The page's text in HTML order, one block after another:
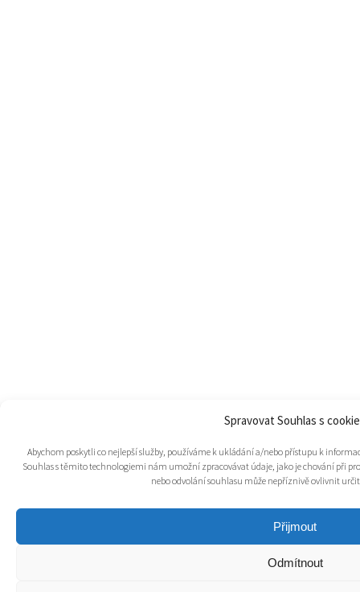
Spravovat Souhlas s
Abychom poskytli co nejlepší služby, používáme k ukládání a/nebo přístupu k
Souhlas s těmito technologiemi nám umožní zpracovávat údaje, jako je chování při
nebo odvolání souhlasu může nepříznivě ovlivnit
Přijmout
Odmítnout